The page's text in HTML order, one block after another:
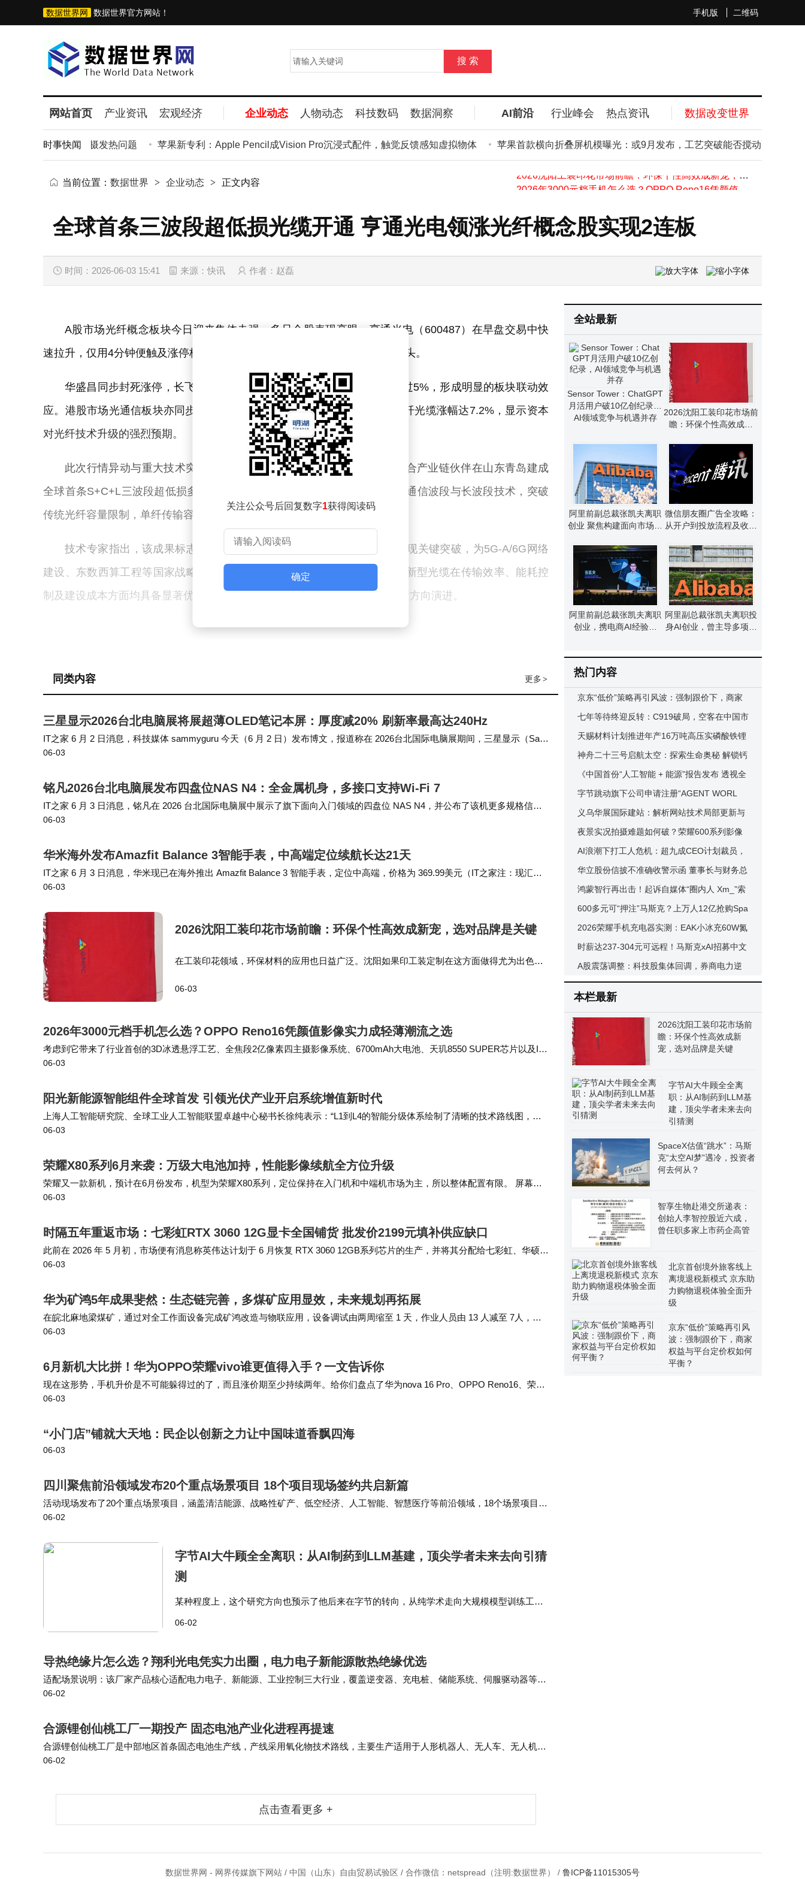
手机版 二维码
数据世界网 数据世界官方网站！
网站首页 产业资讯 宏观经济 企业动态 人物动态 科技数码 数据洞察 AI前沿 行业峰会 热点资讯 数据改变世界
时事快闻
效解决iPhone拍摄发热问题 苹果新专利：Apple Pencil成Vision Pro沉浸式配件，触觉反馈感知虚拟物体
苹果首款横向折叠屏机模曝光：或9月发布，工艺突破能否搅动高端市场？
6月新机大比拼！华为OPPO荣耀vivo谁更值得入手？一文告诉你
“小门店”铺就大天地：民企以创新之力让中国味道香飘四海
当前位置： 数据世界 > 企业动态 > 正文内容
全球首条三波段超低损光缆开通 亨通光电领涨光纤概念股实现2连板
时间：2026-06-03 15:41 来源：快讯 作者：赵磊
A股市场光纤概念板块今日迎来集体走强，多只个股表现亮眼。亨通光电（600487）在早盘交易中快
速拉升，仅用4分钟便触及涨停板，并成功实现两连板走势，成为板块领涨龙头。
华盛昌同步封死涨停，长飞光纤、天孚通信、永鼎股份等个股涨幅均超过5%，形成明显的板块联动效
应。港股市场光通信板块亦同步走强，曦智科技盘中涨幅突破16%，长飞光纤光缆涨幅达7.2%，显示资本
对光纤技术升级的强烈预期。
此次行情异动与重大技术突破密切相关。据科技日报披露，中国移动联合产业链伙伴在山东青岛建成
全球首条S+C+L三波段超低损多芯光缆线路。该线路通过融合短波段、常规通信波段与长波段技术，突破
传统光纤容量限制，单纤传输容量较现有系统提升数倍。
技术专家指出，该成果标志着我国在空分复用光纤与多波段融合领域实现关键突破，为5G-A/6G网络
建设、东数西算工程等国家战略提供核心基础设施支撑。相较于传统光纤，新型光缆在传输效率、能耗控
制及建设成本方面均具备显著优势，有望加速推动算力网络向超高速、大容量方向演进。
关注公众号后回复数字1获得阅读码
确定
更多 >
同类内容
三星显示2026台北电脑展将展超薄OLED笔记本屏：厚度减20% 刷新率最高达240Hz
IT之家 6 月 2 日消息，科技媒体 sammyguru 今天（6 月 2 日）发布博文，报道称在 2026台北国际电脑展期间，三星显示（Sam
sung Display）展示面向笔记本的超薄 OLED 面…
06-03
铭凡2026台北电脑展发布四盘位NAS N4：全金属机身，多接口支持Wi-Fi 7
IT之家 6 月 3 日消息，铭凡在 2026 台北国际电脑展中展示了旗下面向入门领域的四盘位 NAS N4，并公布了该机更多规格信
息。IT之家注意到，这款 NAS 采用全金属机身设计，内部提供 4 个 3…
06-03
华米海外发布Amazfit Balance 3智能手表，中高端定位续航长达21天
IT之家 6 月 3 日消息，华米现已在海外推出 Amazfit Balance 3 智能手表，定位中高端，价格为 369.99美元（IT之家注：现汇率
约合 2508 元人民币）。 该机采用不锈钢表身，整体…
06-03
2026沈阳工装印花市场前瞻：环保个性高效成新宠，选对品牌是关键
在工装印花领域，环保材料的应用也日益广泛。沈阳如果印工装定制在这方面做得尤为出色，
装印花市场中，环保材料、个性化设计以及…
06-03
2026年3000元档手机怎么选？OPPO Reno16凭颜值影像实力成轻薄潮流之选
考虑到它带来了行业首创的3D冰透悬浮工艺、全焦段2亿像素四主摄影像系统、6700mAh大电池、天玑8550 SUPER芯片以及IP
69K顶级防护等史诗级的全面升级，这样的价格无疑凸显了其超高的性价比和用户价值…
06-03
阳光新能源智能组件全球首发 引领光伏产业开启系统增值新时代
上海人工智能研究院、全球工业人工智能联盟卓越中心秘书长徐纯表示：“L1到L4的智能分级体系绘制了清晰的技术路线图，将
引导产业链上下游协同发力，推动产品创新从企业单点突破升级为全行业共识共建，加速光伏产业的智能…
06-03
荣耀X80系列6月来袭：万级大电池加持，性能影像续航全方位升级
荣耀又一款新机，预计在6月份发布，机型为荣耀X80系列，定位保持在入门机和中端机市场为主，所以整体配置有限。 屏幕方
面，预计拥有一块6.8±英寸的大直屏，分辨率提升到1.5K，支持多档刷新率，最高自然是12…
06-03
时隔五年重返市场：七彩虹RTX 3060 12G显卡全国铺货 批发价2199元填补供应缺口
此前在 2026 年 5 月初，市场便有消息称英伟达计划于 6 月恢复 RTX 3060 12GB系列芯片的生产，并将其分配给七彩虹、华硕、
微星、影驰等主要 AIC 厂商，预计 7 月起陆续上市。 七彩虹…
06-03
华为矿鸿5年成果斐然：生态链完善，多煤矿应用显效，未来规划再拓展
在皖北麻地梁煤矿，通过对全工作面设备完成矿鸿改造与物联应用，设备调试由两周缩至 1 天，作业人员由 13 人减至 7人，综
采面机电设备在线管理率从 60% 提升至 100%，并整合巡检应用、实现移动智维和…
06-03
6月新机大比拼！华为OPPO荣耀vivo谁更值得入手？一文告诉你
现在这形势，手机升价是不可能躲得过的了，而且涨价期至少持续两年。给你们盘点了华为nova 16 Pro、OPPO Reno16、荣耀
600Pro、vivo S60的信息，都放在图上面了，有需要的可以直接抄作…
06-03
“小门店”铺就大天地：民企以创新之力让中国味道香飘四海
06-03
四川聚焦前沿领域发布20个重点场景项目 18个项目现场签约共启新篇
活动现场发布了20个重点场景项目，涵盖清洁能源、战略性矿产、低空经济、人工智能、智慧医疗等前沿领域，18个场景项目现
场签署合作协议。 据了解，本次发布的20个重点场景项目分为3个综合性场景项目和17个高价值应…
06-02
字节AI大牛顾全全离职：从AI制药到LLM基建，顶尖学者未来去向引猜
测
某种程度上，这个研究方向也预示了他后来在字节的转向，从纯学术走向大规模模型训练工
06-02
导热绝缘片怎么选？翔利光电凭实力出圈，电力电子新能源散热绝缘优选
适配场景说明：该厂家产品核心适配电力电子、新能源、工业控制三大行业，覆盖逆变器、充电桩、储能系统、伺服驱动器等场
景，客户群体以设备制造商与系统集成商为主，尤其适合对材料长期热稳定性与供应链响应速度有高要求的…
06-02
合源锂创仙桃工厂一期投产 固态电池产业化进程再提速
合源锂创仙桃工厂是中部地区首条固态电池生产线，产线采用氧化物技术路线，主要生产适用于人形机器人、无人车、无人机、
e-Bike及消费电子等领域的高性能固态电池，产品能量密度覆盖250至400Wh/kg，具有高…
06-02
点击查看更多 +
全站最新
Sensor Tower：ChatGPT
月活用户破10亿创纪录，
AI领域竞争与机遇并存
2026沈阳工装印花市场前
瞻：环保个性高效成新
阿里前副总裁张凯夫离职
创业 聚焦构建面向市场世
微信朋友圈广告全攻略：
从开户到投放流程及收费
阿里前副总裁张凯夫离职
创业，携电商AI经验掘
阿里副总裁张凯夫离职投
身AI创业，曾主导多项创
热门内容
京东“低价”策略再引风波：强制跟价下，商家
权益与平台定价权如何平衡？
七年等待终迎反转：C919破局，空客在中国市
场尝到“等待”滋味
天赐材料计划推进年产16万吨高压实磷酸铁锂
项目，前期工作启动总投资或达21亿
神舟二十三号启航太空：探索生命奥秘 解锁钙
钛矿电池空间应用新篇
《中国首份“人工智能 + 能源”报告发布 透视全
球及国内产业新走向》
字节跳动旗下公司申请注册“AGENT WORL
D”商标，AI生态功能受关注
义乌华展国际建站：解析网站技术局部更新与
整体稳定并存的演进路径
夜景实况拍摄难题如何破？荣耀600系列影像
硬实力全解析与推荐
AI浪潮下打工人危机：超九成CEO计划裁员，
投资回报却存疑
华立股份信披不准确收警示函 董事长与财务总
监因未勤勉尽责同担责
鸿蒙智行再出击！起诉自媒体“圈内人 Xm_”索
赔200万捍卫品牌声誉
600多元可“押注”马斯克？上万人12亿抢购Spa
ceX代币，或面临血本无归风险
2026荣耀手机充电器实测：EAK小冰充60W氮
化镓成差旅备用优选方案
时薪达237-304元可远程！马斯克xAI招募中文
AI训练师 助力Grok多语言发展
A股震荡调整：科技股集体回调，券商电力逆
市走强，后市如何布局？
本栏最新
2026沈阳工装印花市场前
瞻：环保个性高效成新
宠，选对品牌是关键
字节AI大牛顾全全离
职：从AI制药到LLM基
建，顶尖学者未来去向
引猜测
SpaceX估值“跳水”：马斯
克“太空AI梦”遇冷，投资者
何去何从？
智享生物赴港交所递表：
创始人李智控股近六成，
曾任职多家上市药企高管
北京首创境外旅客线上
离境退税新模式 京东助
力购物退税体验全面升
级
京东“低价”策略再引风
波：强制跟价下，商家
权益与平台定价权如何
平衡？
数据世界网 - 网界传媒旗下网站 / 中国（山东）自由贸易试验区 / 合作微信：netspread（注明:数据世界） / 鲁ICP备11015305号